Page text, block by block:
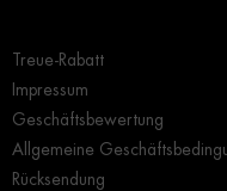
Treue-Rabatt
Impressum
Geschäftsbewertung
Allgemeine
Rücksendung